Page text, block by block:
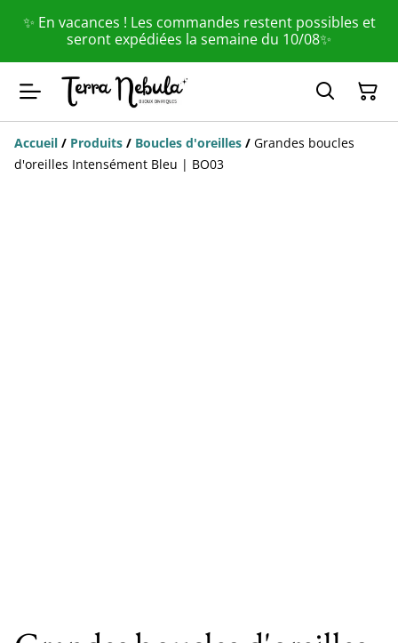
✨ En vacances ! Les commandes restent possibles et
seront expédiées la semaine du 10/08✨
Accueil / Produits / Boucles d'oreilles / Grandes boucles
d'oreilles Intensément Bleu | BO03